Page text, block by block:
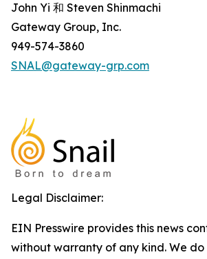
John Yi 和 Steven Shinmachi
Gateway Group, Inc.
949-574-3860
SNAL@gateway-grp.com
Legal Disclaimer:
EIN Presswire provides this news
without warranty of any kind. We